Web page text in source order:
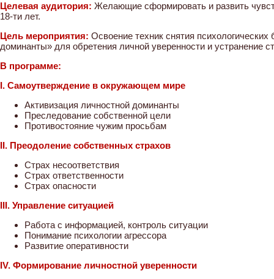
Целевая аудитория: Желающие сформировать и развить
18-ти лет.
Цель мероприятия: Освоение техник снятия
доминанты» для обретения личной уверенности и устранение
В программе:
I. Самоутверждение в окружающем мире
Активизация личностной доминанты
Преследование собственной цели
Противостояние чужим просьбам
II. Преодоление собственных страхов
Страх несоответствия
Страх ответственности
Страх опасности
III. Управление ситуацией
Работа с информацией, контроль ситуации
Понимание психологии агрессора
Развитие оперативности
IV. Формирование личностной уверенности